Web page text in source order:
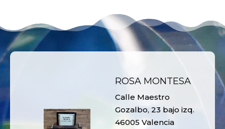
ROSA MONTESA
Calle Maestro
Gozalbo, 23 bajo izq.
46005 Valencia